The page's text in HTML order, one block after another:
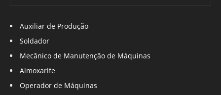
Auxiliar de Produção
Soldador
Mecânico de Manutenção de Máquinas
Almoxarife
Operador de Máquinas